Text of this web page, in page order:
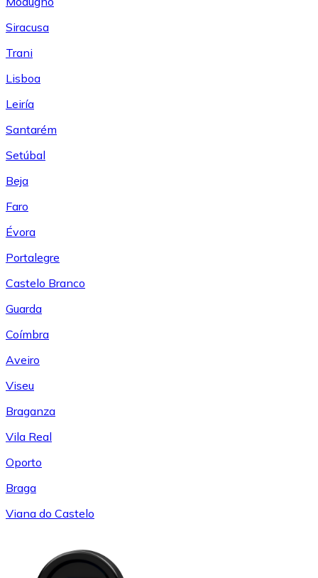
Siracusa
Trani
Lisboa
Leiría
Santarém
Setúbal
Beja
Faro
Évora
Portalegre
Castelo Branco
Guarda
Coímbra
Aveiro
Viseu
Braganza
Vila Real
Oporto
Braga
Viana do Castelo